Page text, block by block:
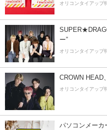
オリコンタイアップ
ー”
オリコンタイアップ
CROWN HEAD
オリコンタイアップ
パソコンメーカ